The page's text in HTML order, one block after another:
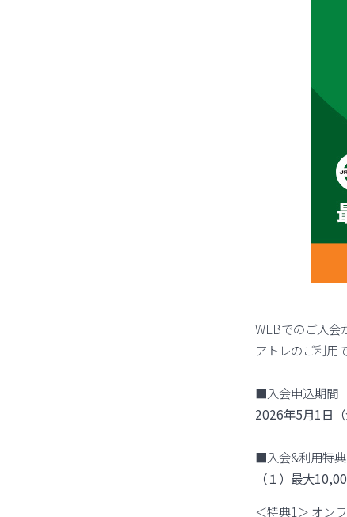
WEBでのご入会
アトレのご利用
■入会申込期間
2026年5月1日
■入会&利用特典
（１）最大
＜特典1＞ オン